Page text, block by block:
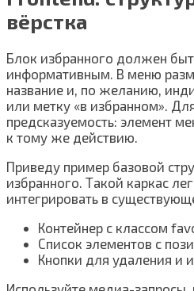
вёрстка
Блок избранного должен
информативным. В меню
название и, по желанию,
или метку «в избранном».
предсказуемость: элемент
к тому же действию.
Приведу пример базовой
избранного. Такой каркас
интегрировать в
Контейнер с классом
Список элементов с
Кнопки для удаления и